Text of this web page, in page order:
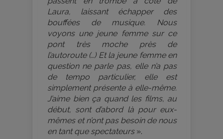
Laura, laissant échapper des
bouffées de musique. Nous
voyons une jeune femme sur ce
pont très moche près de
l’autoroute (…) Et la jeune femme en
question ne parle pas, elle n’a pas
de tempo particulier, elle est
simplement présente à elle-même.
J’aime bien ça quand les films, au
début, sont d’abord là pour eux-
mêmes et n’ont pas besoin de nous
en tant que spectateurs».